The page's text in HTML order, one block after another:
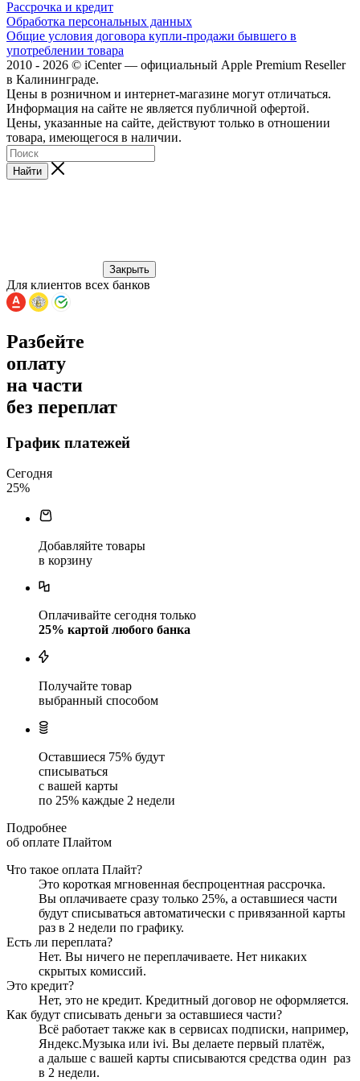
Рассрочка и кредит
Обработка персональных данных
Общие условия договора купли-продажи бывшего в
употреблении товара
2010 - 2026 © iCenter — официальный Apple Premium Reseller
в Калининграде.
Цены в розничном и интернет-магазине могут отличаться.
Информация на сайте не является публичной офертой.
Цены, указанные на сайте, действуют только в отношении
товара, имеющегося в наличии.
Найти
Закрыть
Для клиентов всех банков
Разбейте
оплату
на части
без переплат
График платежей
Сегодня
25%
Добавляйте товары
в корзину
Оплачивайте сегодня только
25% картой любого банка
Получайте товар
выбранный способом
Оставшиеся 75% будут
списываться
с вашей карты
по 25% каждые 2 недели
Подробнее
об оплате Плайтом
Что такое оплата Плайт?
Это короткая мгновенная беспроцентная рассрочка.
Вы оплачиваете сразу только 25%, а оставшиеся части
будут списываться автоматически с привязанной карты
раз в 2 недели по графику.
Есть ли переплата?
Нет. Вы ничего не переплачиваете. Нет никаких
скрытых комиссий.
Это кредит?
Нет, это не кредит. Кредитный договор не оформляется.
Как будут списывать деньги за оставшиеся части?
Всё работает также как в сервисах подписки, например,
Яндекс.Музыка или ivi. Вы делаете первый платёж,
а дальше с вашей карты списываются средства один раз
в 2 недели.